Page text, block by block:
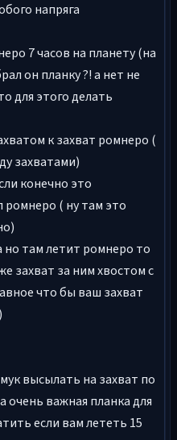
напряга
7 часов на планету (на
он планку ?! а нет не
для этого делать
к захват ромнеро (
захватами)
конечно это
( ну там это
но там летит ромнеро то
захват за ним хвостом с
что бы ваш захват
высылать на захват по
очень важная планка для
если вам лететь 15